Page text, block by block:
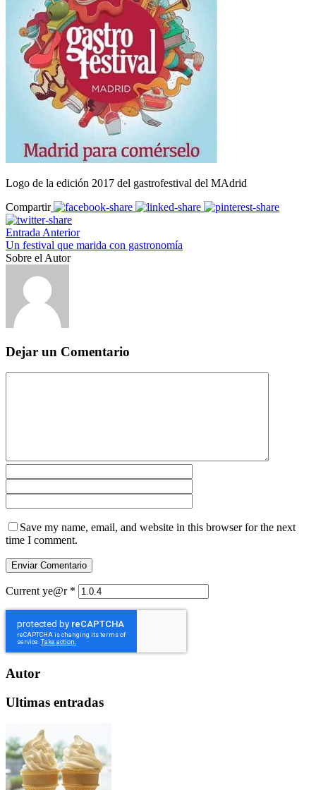
Logo de la edición 2017 del gastrofestival del MAdrid
Compartir
Entrada Anterior
Un festival que marida con gastronomía
Sobre el Autor
Dejar un Comentario
Save my name, email, and website in this browser for the next
time I comment.
Current ye@r *
Autor
Ultimas entradas